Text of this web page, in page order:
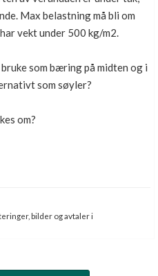
Max belastning må bli om
vekt under 500 kg/m2.
som bæring på midten og i
som søyler?
om?
bilder og avtaler i